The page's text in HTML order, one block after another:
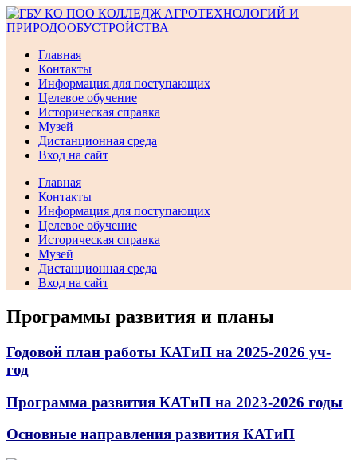
Перейти
к
Главная
Контакты
Информация для поступающих
Целевое обучение
Историческая справка
Музей
Дистанционная среда
Вход на сайт
Главная
Контакты
Информация для поступающих
Целевое обучение
Историческая справка
Музей
Дистанционная среда
Вход на сайт
Программы развития и планы
Годовой план работы КАТиП на 2025-2026 уч-
год
Программа развития КАТиП на 2023-2026 годы
Основные направления развития КАТиП